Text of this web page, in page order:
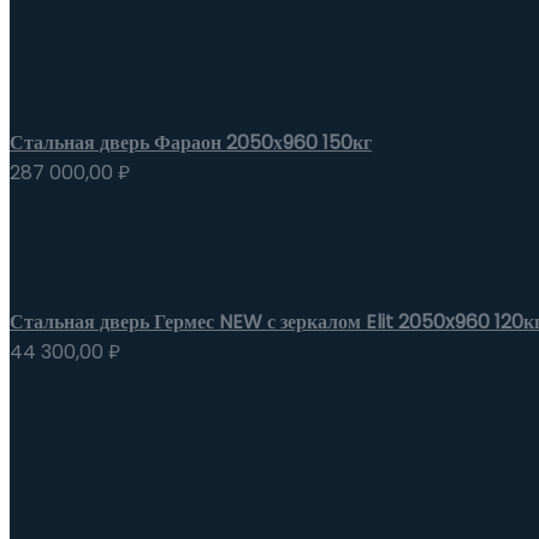
Стальная дверь Фараон 2050х960 150кг
287 000,00 ₽
Стальная дверь Гермес NEW с зеркалом Elit 2050x960
44 300,00 ₽